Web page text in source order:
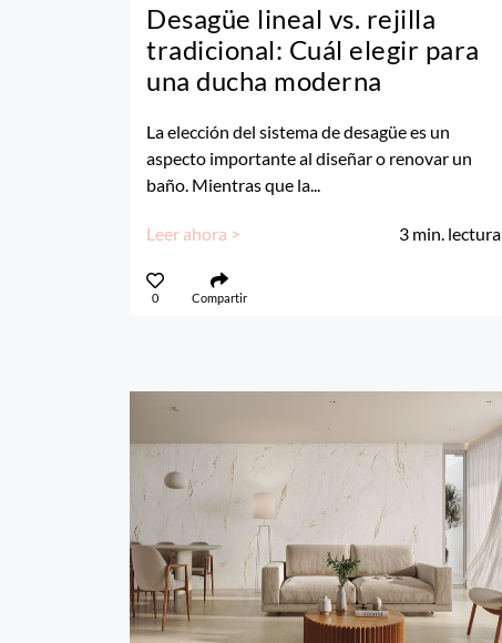
Desagüe lineal vs. rejilla
tradicional: Cuál elegir para
una ducha moderna
La elección del sistema de desagüe es un
aspecto importante al diseñar o renovar un
baño. Mientras que la...
Leer ahora > 3 min. lectura
0 Compartir